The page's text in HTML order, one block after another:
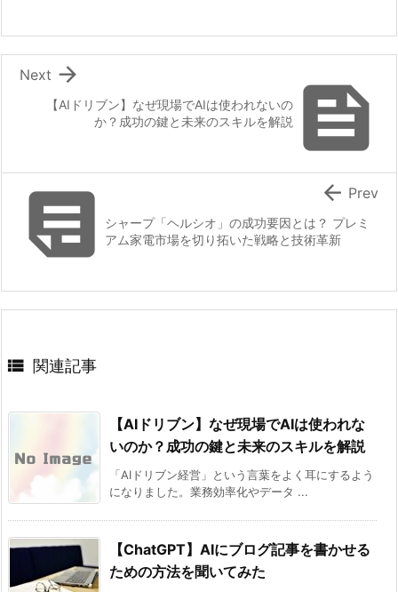

【AIドリブン】なぜ現場でAIは使われないの
か？成功の鍵と未来のスキルを解説

Next
シャープ「ヘルシオ」の成功要因とは？ プレミ
アム家電市場を切り拓いた戦略と技術革新
 Prev
 関連記事
【AIドリブン】なぜ現場でAIは使われな
いのか？成功の鍵と未来のスキルを解説
「AIドリブン経営」という言葉をよく耳にするよう
になりました。業務効率化やデータ ...
【ChatGPT】AIにブログ記事を書かせる
ための方法を聞いてみた